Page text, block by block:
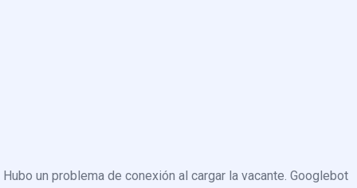
Hubo un problema de conexión al cargar la vacante. Googlebot